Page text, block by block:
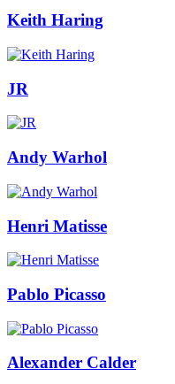
Keith Haring
JR
Andy Warhol
Henri Matisse
Pablo Picasso
Alexander Calder